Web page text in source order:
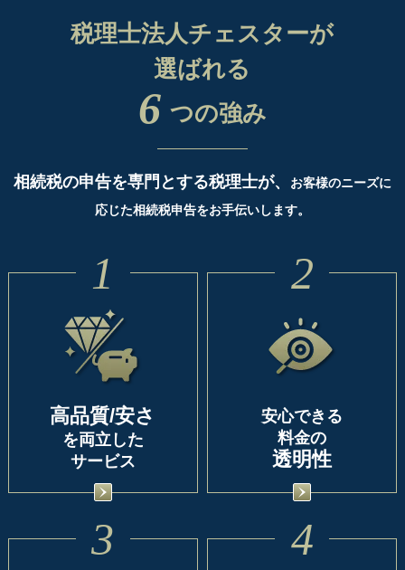
税理士法人チェスターが
選ばれる
6 つの強み
相続税の申告を専門とする税理士が、
お客様のニーズに
応じた相続税申告をお手伝いします。
1
高品質/安さ
を両立した
サービス
2
安心できる
料金の
透明性
3 4